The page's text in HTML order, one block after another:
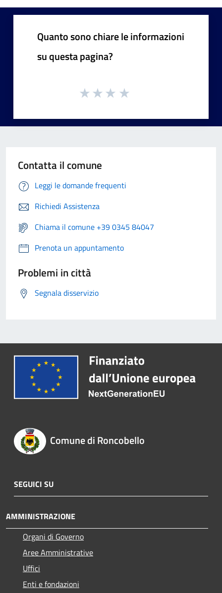
Quanto sono chiare le informazioni
su questa pagina?
Contatta il comune
Leggi le domande frequenti
Richiedi Assistenza
Chiama il comune +39 0345 84047
Prenota un appuntamento
Problemi in città
Segnala disservizio
Comune di Roncobello
SEGUICI SU
AMMINISTRAZIONE
Organi di Governo
Aree Amministrative
Uffici
Enti e fondazioni